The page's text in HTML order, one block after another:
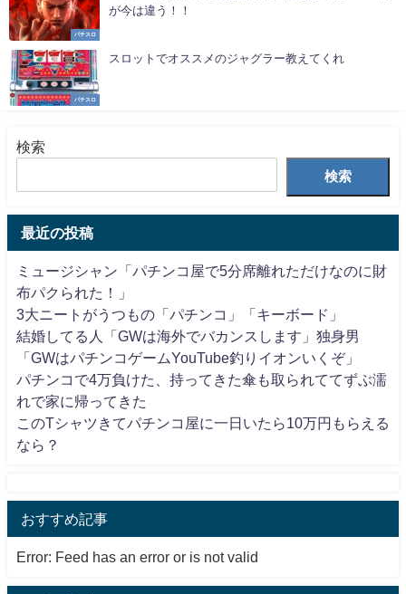
パチスロ
が今は違う！！
パチスロ
スロットでオススメのジャグラー教えてくれ
検索
検索
最近の投稿
ミュージシャン「パチンコ屋で5分席離れただけなのに財
布パクられた！」
3大ニートがうつもの「パチンコ」「キーボード」
結婚してる人「GWは海外でバカンスします」独身男
「GWはパチンコゲームYouTube釣りイオンいくぞ」
パチンコで4万負けた、持ってきた傘も取られててずぶ濡
れで家に帰ってきた
このTシャツきてパチンコ屋に一日いたら10万円もらえる
なら？
おすすめ記事
Error: Feed has an error or is not valid